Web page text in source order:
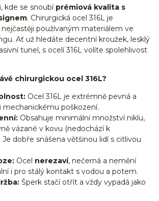
kde se snoubí prémiová kvalita s
. Chirurgická ocel 316L je
používaným materiálem ve
Ať už hledáte decentní kroužek, lesklý
tunel, s ocelí 316L volíte spolehlivost
chirurgickou ocel 316L?
Ocel 316L je extrémně pevná a
mechanickému poškození.
Obsahuje minimální množství niklu,
vázané v kovu (nedochází k
Je dobře snášena většinou lidí s citlivou
Ocel nerezaví, nečerná a nemění
i pro stálý kontakt s vodou a potem.
Šperk stačí otřít a vždy vypadá jako